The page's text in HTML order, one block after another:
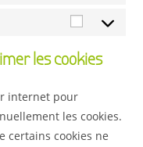
les cookies
internet pour
les cookies.
certains cookies ne